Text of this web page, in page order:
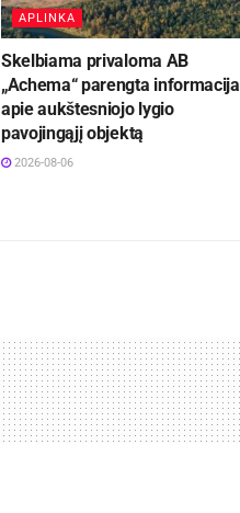
APLINKA
Skelbiama privaloma AB
„Achema“ parengta informacija
apie aukštesniojo lygio
pavojingąjį objektą
2026-08-06